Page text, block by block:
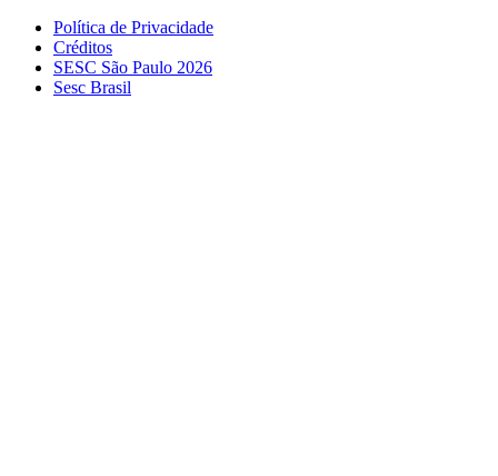
Política de Privacidade
Créditos
SESC São Paulo 2026
Sesc Brasil